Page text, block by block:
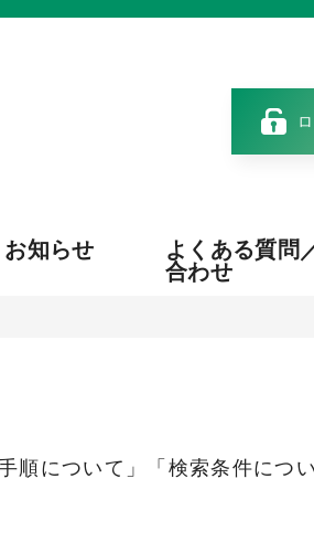
お知らせ
よくある質問
合わせ
について」「検索条件につ